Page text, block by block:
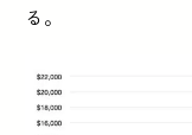
る。